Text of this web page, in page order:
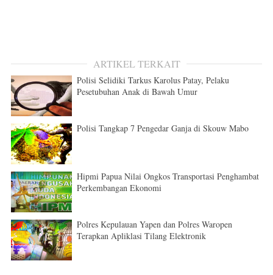
ARTIKEL TERKAIT
Polisi Selidiki Tarkus Karolus Patay, Pelaku
Pesetubuhan Anak di Bawah Umur
Polisi Tangkap 7 Pengedar Ganja di Skouw Mabo
Hipmi Papua Nilai Ongkos Transportasi Penghambat
Perkembangan Ekonomi
Polres Kepulauan Yapen dan Polres Waropen
Terapkan Apliklasi Tilang Elektronik